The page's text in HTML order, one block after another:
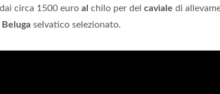
circa 1500 euro al chilo per del caviale di
Beluga selvatico selezionato.